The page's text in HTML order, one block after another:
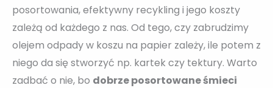
posortowania, efektywny recykling i jego koszty
zależą od każdego z nas. Od tego, czy zabrudzimy
olejem odpady w koszu na papier zależy, ile potem z
niego da się stworzyć np. kartek czy tektury. Warto
zadbać o nie, bo dobrze posortowane śmieci